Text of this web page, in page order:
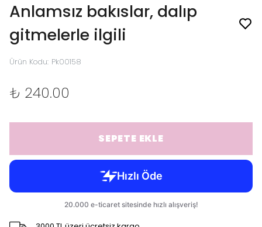
Anlamsız bakıslar, dalıp
gitmelerle ilgili
Ürün Kodu: Pk00158
₺ 240.00
SEPETE EKLE